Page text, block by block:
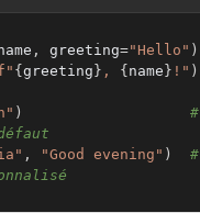
, greeting="Hello" )
{ greeting } , { name } !" )
)
, "Good evening" )